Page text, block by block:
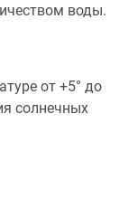
воды.
от +5° до
солнечных